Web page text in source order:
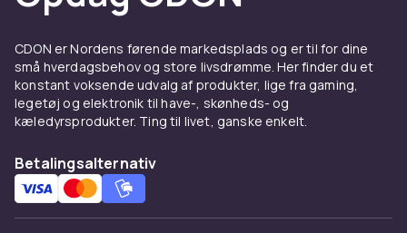
Barbie, Hot Wheels og Schleich til
levering og nem returnering.
Hos CDON finder du sportslegetøj fra LEGO,
Barbie, Hot Wheels og Schleich til
konkurrencedygtige priser. Vi tilbyder hurtig
Hos CDON finder du sportslegetøj fra LEGO,
Barbie, Hot Wheels og Schleich til
konkurrencedygtige priser. Vi tilbyder hurtig
CDON er Nordens førende markedsplads og er til for dine
små hverdagsbehov og store livsdrømme. Her finder du et
konstant voksende udvalg af produkter, lige fra gaming,
legetøj og elektronik til have-, skønheds- og
kæledyrsprodukter. Ting til livet, ganske enkelt.
Betalingsalternativ